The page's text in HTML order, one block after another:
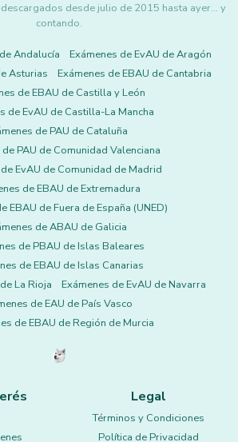
desde julio de 2015 hasta ayer... y
contando.
Andalucía
Exámenes de EvAU de Aragón
Asturias
Exámenes de EBAU de Cantabria
de EBAU de Castilla y León
de EvAU de Castilla-La Mancha
de PAU de Cataluña
de PAU de Comunidad Valenciana
EvAU de Comunidad de Madrid
de EBAU de Extremadura
EBAU de Fuera de España (UNED)
de ABAU de Galicia
de PBAU de Islas Baleares
de EBAU de Islas Canarias
La Rioja
Exámenes de EvAU de Navarra
de EAU de País Vasco
de EBAU de Región de Murcia
Legal
Términos y Condiciones
Política de Privacidad